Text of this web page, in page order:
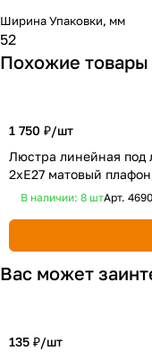
Ширина Упаковки, мм
52
Похожие товары
1 750 ₽/шт
Люстра линейная под
2хЕ27 матовый
В наличии: 8 штАрт.
Вас может
135 ₽/шт